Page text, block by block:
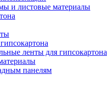
и листовые материалы
ленты для гипсокартона
панелям